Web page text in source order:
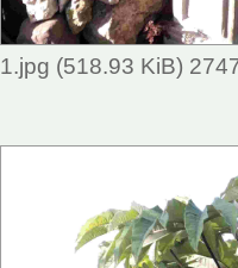
1.jpg (518.93 KiB)